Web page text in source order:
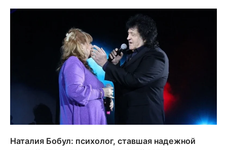
Наталия Бобул: психолог, ставшая надежной